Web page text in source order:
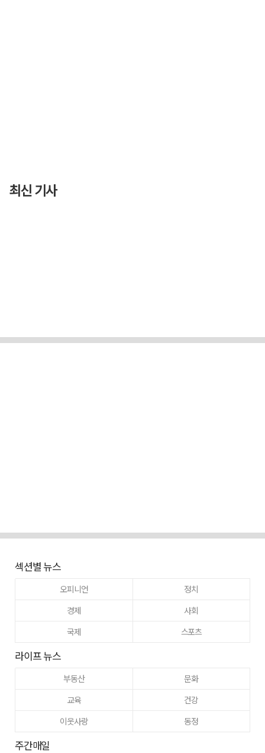
최신 기사
섹션별 뉴스
오피니언
정치
경제
사회
국제
스포츠
라이프 뉴스
부동산
문화
교육
건강
이웃사랑
동정
주간매일